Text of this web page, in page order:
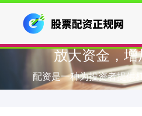
放大资金，
配资是一种为投资者提供